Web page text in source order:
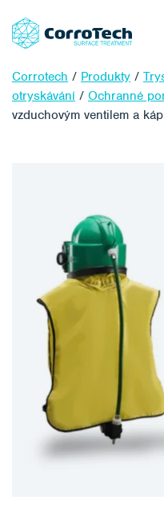
Corrotech / Produkty /
otryskávání / Ochranné
vzduchovým ventilem a